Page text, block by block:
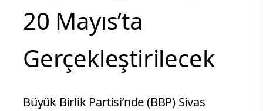
20 Mayıs’ta
Gerçekleştirilecek
Büyük Birlik Partisi’nde (BBP) Sivas